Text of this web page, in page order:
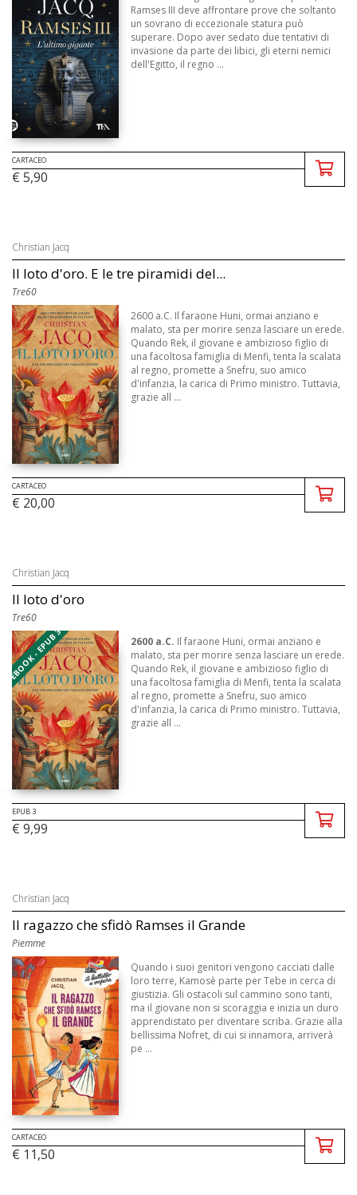
Ramses III deve affrontare prove che soltanto
un sovrano di eccezionale statura può
superare. Dopo aver sedato due tentativi di
invasione da parte dei libici, gli eterni nemici
dell'Egitto, il regno ...
CARTACEO
€ 5,90
Christian Jacq
Il loto d'oro. E le tre piramidi del...
Tre60
2600 a.C. Il faraone Huni, ormai anziano e
malato, sta per morire senza lasciare un erede.
Quando Rek, il giovane e ambizioso figlio di
una facoltosa famiglia di Menfi, tenta la scalata
al regno, promette a Snefru, suo amico
d'infanzia, la carica di Primo ministro. Tuttavia,
grazie all ...
CARTACEO
€ 20,00
Christian Jacq
Il loto d'oro
Tre60
EBOOK - EPUB 3 2600 a.C. Il faraone Huni, ormai anziano e
malato, sta per morire senza lasciare un erede.
Quando Rek, il giovane e ambizioso figlio di
una facoltosa famiglia di Menfi, tenta la scalata
al regno, promette a Snefru, suo amico
d'infanzia, la carica di Primo ministro. Tuttavia,
grazie all ...
EPUB 3
€ 9,99
Christian Jacq
Il ragazzo che sfidò Ramses il Grande
Piemme
Quando i suoi genitori vengono cacciati dalle
loro terre, Kamosè parte per Tebe in cerca di
giustizia. Gli ostacoli sul cammino sono tanti,
ma il giovane non si scoraggia e inizia un duro
apprendistato per diventare scriba. Grazie alla
bellissima Nofret, di cui si innamora, arriverà
pe ...
CARTACEO
€ 11,50